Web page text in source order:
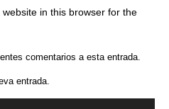
in this browser for the
comentarios a esta entrada.
entrada.